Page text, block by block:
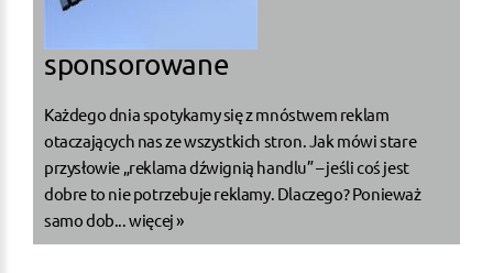
sponsorowane
Każdego dnia spotykamy się z mnóstwem reklam
otaczających nas ze wszystkich stron. Jak mówi stare
przysłowie „reklama dźwignią handlu” – jeśli coś jest
dobre to nie potrzebuje reklamy. Dlaczego? Ponieważ
samo dob...więcej »